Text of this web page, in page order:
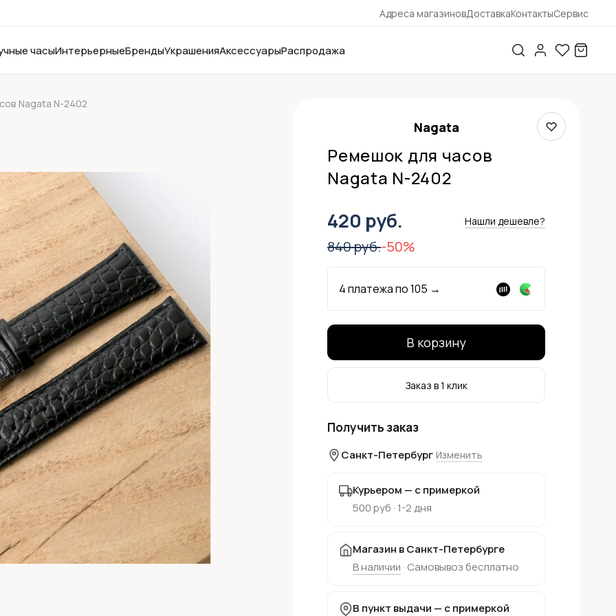
Адреса магазиновДоставкаКонтактыСервис
часыИнтерьерныеБрендыУкрашенияАксессуарыРаспродажа
Nagata N-2402
Nagata
Ремешок для часов
Nagata N-2402
420 руб. Нашли дешевле?
840 руб.-50%
4 платежа по105 →
В корзину
Заказ в 1 клик
Получить заказ
Санкт-Петербург Изменить
Курьером — с примеркой
500 руб · 1-2 дня
Магазин в Санкт-Петербурге
В наличии · Самовывоз бесплатно
В пункт выдачи — с примеркой